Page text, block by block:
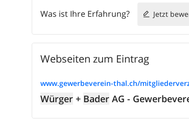
Was ist Ihre Erfahrung? Jetzt
Webseiten zum Eintrag
www.gewerbeverein-thal.ch/
Würger + Bader AG -